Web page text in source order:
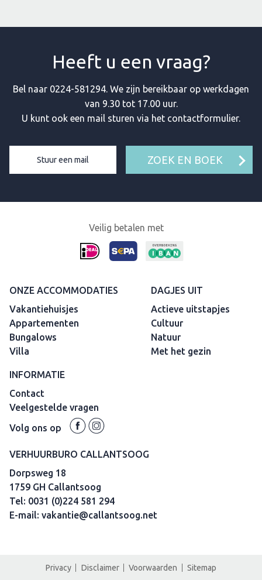
Heeft u een vraag?
Bel naar 0224-581294. We zijn bereikbaar op werkdagen
van 9.30 tot 17.00 uur.
U kunt ook een mail sturen via het contactformulier.
Stuur een mail ZOEK EN BOEK
Veilig betalen met
ONZE ACCOMMODATIES
Vakantiehuisjes
Appartementen
Bungalows
Villa
DAGJES UIT
Actieve uitstapjes
Cultuur
Natuur
Met het gezin
INFORMATIE
Contact
Veelgestelde vragen
Volg ons op
VERHUURBURO CALLANTSOOG
Dorpsweg 18
1759 GH Callantsoog
Tel: 0031 (0)224 581 294
E-mail: vakantie@callantsoog.net
Privacy Disclaimer Voorwaarden Sitemap